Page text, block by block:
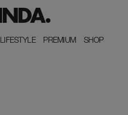
LIFESTYLE
LIFESTYLE PREMIUM
PREMIUM SHOP
SHOP